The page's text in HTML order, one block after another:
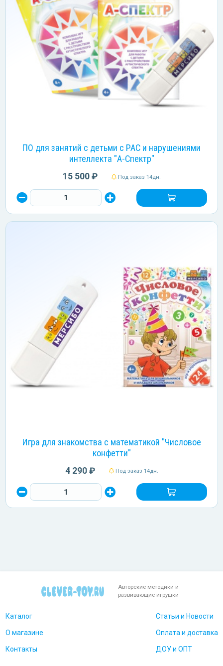
ПО для занятий с детьми с РАС и нарушениями
интеллекта "А-Спектр"
15 500 ₽ Под заказ 14дн.
Игра для знакомства с математикой "Числовое
конфетти"
4 290 ₽ Под заказ 14дн.
Авторские методики и
развивающие игрушки
Каталог
О магазине
Контакты
Статьи и Новости
Оплата и доставка
ДОУ и ОПТ